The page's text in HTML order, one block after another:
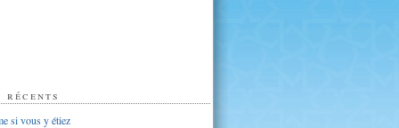
si vous y étiez